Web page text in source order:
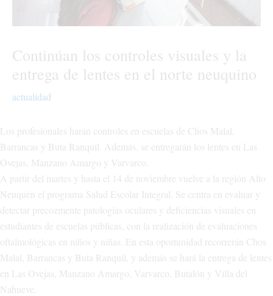
Continúan los controles visuales y la
entrega de lentes en el norte neuquino
actualidad
Los profesionales harán controles en escuelas de Chos Malal,
Barrancas y Buta Ranquil. Además, se entregarán los lentes en Las
Ovejas, Manzano Amargo y Varvarco.
A partir del martes y hasta el 14 de noviembre vuelve a la región Alto
Neuquén el programa Salud Escolar Integral. Se centra en evaluar y
detectar precozmente patologías oculares y deficiencias visuales en
estudiantes de escuelas públicas, con la realización de evaluaciones
oftalmológicas en niños y niñas. En esta oportunidad recorrerán Chos
Malal, Barrancas y Buta Ranquil, y además se hará la entrega de lentes
en Las Ovejas, Manzano Amargo, Varvarco, Butalón y Villa del
Nahueve.